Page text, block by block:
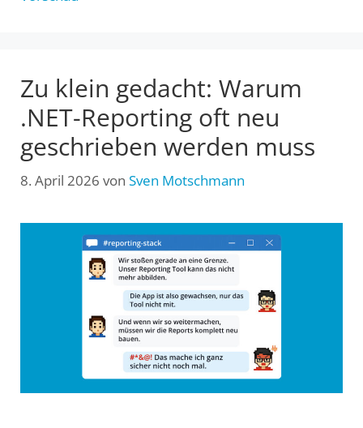
Zu klein gedacht: Warum
.NET-Reporting oft neu
geschrieben werden muss
8. April 2026 von Sven Motschmann